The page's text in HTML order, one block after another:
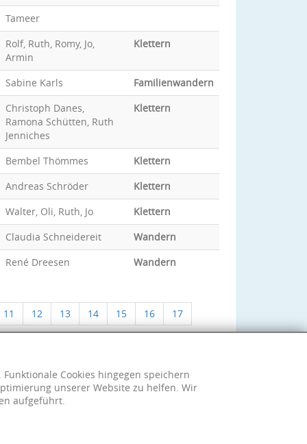
Tameer
Rolf, Ruth, Romy, Jo,
Armin
Klettern
Sabine Karls
Familienwandern
Christoph Danes,
Ramona Schütten, Ruth
Jenniches
Klettern
Bembel Thömmes
Klettern
Andreas Schröder
Klettern
Walter, Oli, Ruth, Jo
Klettern
Claudia Schneidereit
Wandern
René Dreesen Wandern
11 12 13 14 15 16
17
Cookies hingegen speichern
unserer Website zu helfen. Wir
aufgeführt.